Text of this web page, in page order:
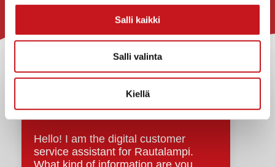
Salli kaikki
Salli valinta
Kiellä
Evästeet
Saavutettavuusseloste